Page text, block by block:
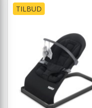
TILBUD